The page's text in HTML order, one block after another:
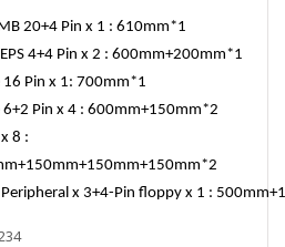
20+4 Pin x 1 : 610mm*1
4+4 Pin x 2 : 600mm+200mm*1
16 Pin x 1: 700mm*1
6+2 Pin x 4 : 600mm+150mm*2
8 :
Peripheral x 3+4-Pin floppy x 1 :